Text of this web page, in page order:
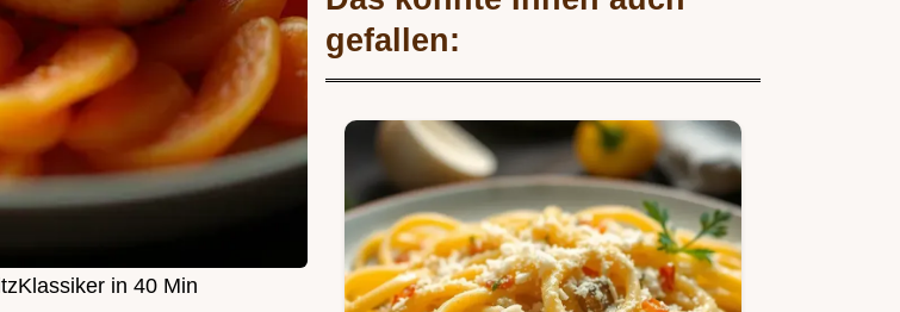
in 40 Min
gefallen: